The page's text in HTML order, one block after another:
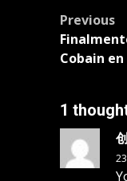
Post
Previous
Cobain
1